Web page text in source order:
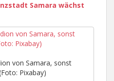
Samara wächst
von Samara, sonst
Pixabay)